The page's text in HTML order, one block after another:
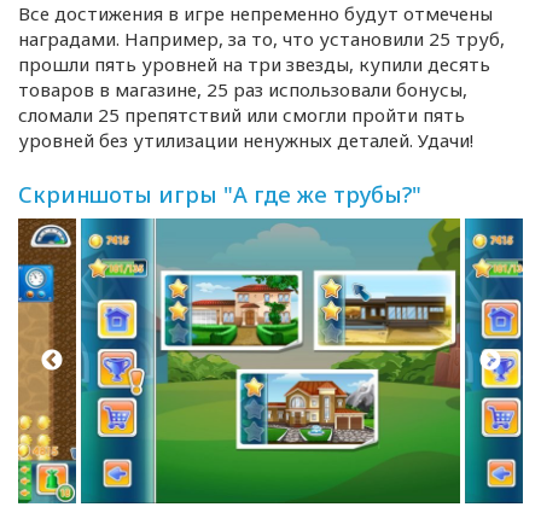
Все достижения в игре непременно будут отмечены
наградами. Например, за то, что установили 25 труб,
прошли пять уровней на три звезды, купили десять
товаров в магазине, 25 раз использовали бонусы,
сломали 25 препятствий или смогли пройти пять
уровней без утилизации ненужных деталей. Удачи!
Скриншоты игры "А где же трубы?"